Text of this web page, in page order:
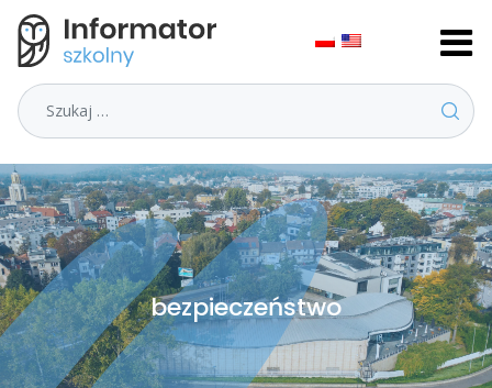
Szukaj
bezpieczeństwo